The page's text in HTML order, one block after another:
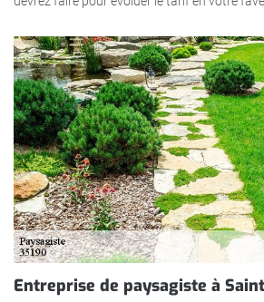
Entreprise de paysagiste à